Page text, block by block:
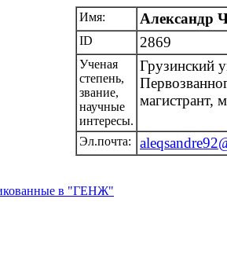
Имя: Александр
ID 2869
Ученая
степень,
звание,
научные
интересы.
Грузинский
магистрант,
Эл.почта:
в "ГЕНЖ"